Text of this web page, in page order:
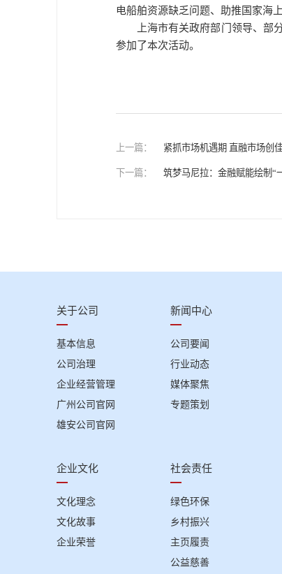
电船舶资源缺乏问题、助推国家海
上海市有关政府部门领导、
参加了本次活动。
上一篇： 紧抓市场机遇期 直融市场创
下一篇： 筑梦马尼拉：金融赋能绘制“
关于公司
基本信息
公司治理
企业经营管理
广州公司官网
雄安公司官网
新闻中心
公司要闻
行业动态
媒体聚焦
专题策划
企业文化
文化理念
文化故事
企业荣誉
社会责任
绿色环保
乡村振兴
主页履责
公益慈善